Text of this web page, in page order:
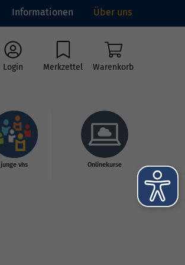
Informationen Über uns
Login Merkzettel Warenkorb
junge vhs Onlinekurse